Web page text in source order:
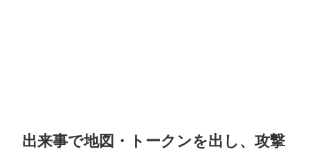
出来事で地図・トークンを出し、攻撃